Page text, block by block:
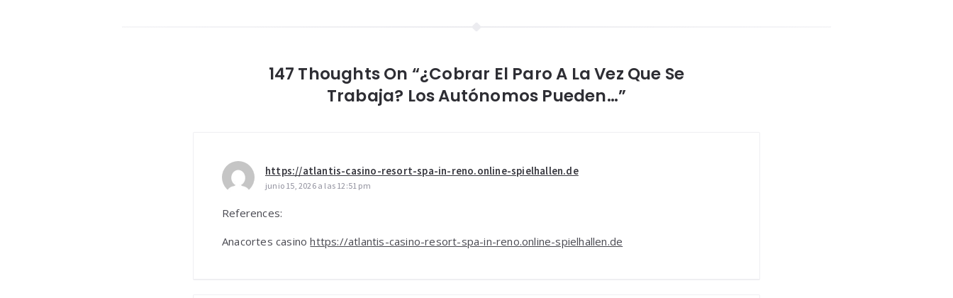
147 Thoughts On “¿Cobrar El Paro A La Vez Que Se
Trabaja? Los Autónomos Pueden…”
https://atlantis-casino-resort-spa-in-reno.online-spielhallen.de
junio 15, 2026 a las 12:51 pm
References:
Anacortes casinohttps://atlantis-casino-resort-spa-in-reno.online-spielhallen.de